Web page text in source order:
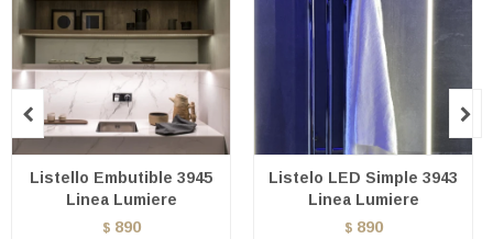
Listello Embutible 3945
Linea Lumiere
$ 890
Listelo LED Simple 3943
Linea Lumiere
$ 890
 